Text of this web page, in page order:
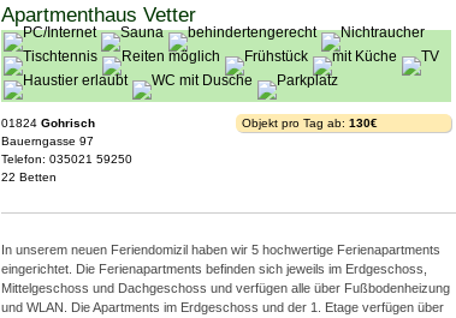
Apartmenthaus Vetter
01824 Gohrisch
Bauerngasse 97
Telefon: 035021 59250
22 Betten
Objekt pro Tag ab: 130€
In unserem neuen Feriendomizil haben wir 5 hochwertige Ferienapartments
eingerichtet. Die Ferienapartments befinden sich jeweils im Erdgeschoss,
Mittelgeschoss und Dachgeschoss und verfügen alle über Fußbodenheizung
und WLAN. Die Apartments im Erdgeschoss und der 1. Etage verfügen über